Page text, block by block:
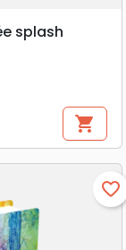
splash
shopping_cart
favorite_border